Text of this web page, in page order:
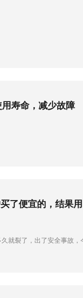
寿命，减少故障
就裂了，出了安全事故